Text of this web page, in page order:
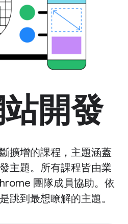
開發
擴增的課程，主題涵蓋
主題。所有課程皆由業
團隊成員協助。依
跳到最想瞭解的主題。